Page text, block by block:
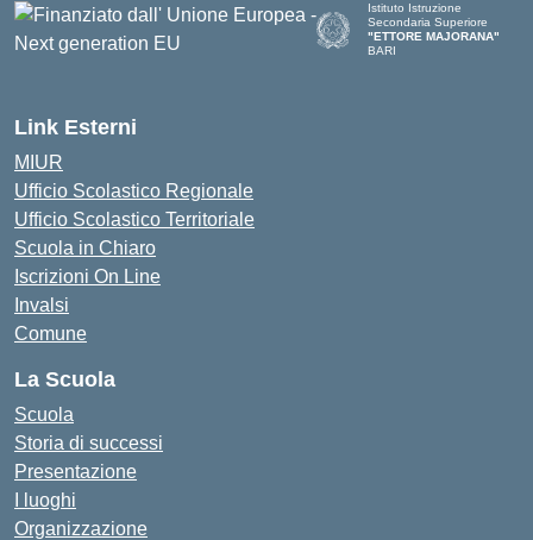
Istituto Istruzione
Secondaria Superiore
"ETTORE MAJORANA"
BARI
Link Esterni
MIUR
Ufficio Scolastico Regionale
Ufficio Scolastico Territoriale
Scuola in Chiaro
Iscrizioni On Line
Invalsi
Comune
La Scuola
Scuola
Storia di successi
Presentazione
I luoghi
Organizzazione